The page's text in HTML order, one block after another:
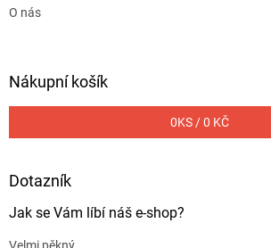
O nás
Nákupní košík
0KS /0 KČ
Dotazník
Jak se Vám líbí náš e-shop?